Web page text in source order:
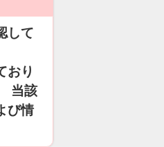
して
おり
当該
び情